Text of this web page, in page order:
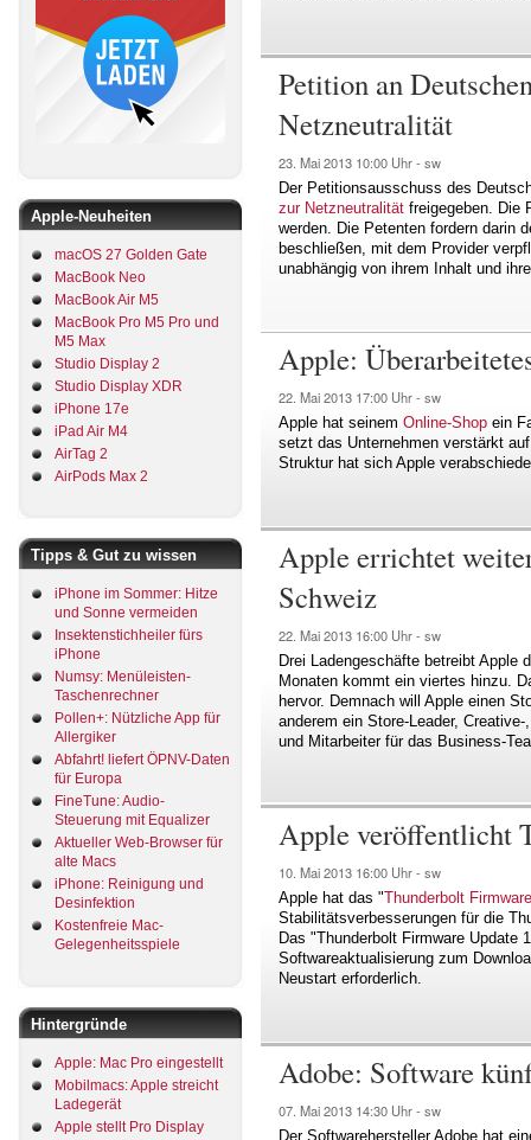
Apple-Neuheiten
macOS 27 Golden Gate
MacBook Neo
MacBook Air M5
MacBook Pro M5 Pro und
M5 Max
Studio Display 2
Studio Display XDR
iPhone 17e
iPad Air M4
AirTag 2
AirPods Max 2
Tipps & Gut zu wissen
iPhone im Sommer: Hitze
und Sonne vermeiden
Insektenstichheiler fürs
iPhone
Numsy: Menüleisten-
Taschenrechner
Pollen+: Nützliche App für
Allergiker
Abfahrt! liefert ÖPNV-Daten
für Europa
FineTune: Audio-
Steuerung mit Equalizer
Aktueller Web-Browser für
alte Macs
iPhone: Reinigung und
Desinfektion
Kostenfreie Mac-
Gelegenheitsspiele
Hintergründe
Apple: Mac Pro eingestellt
Mobilmacs: Apple streicht
Ladegerät
Apple stellt Pro Display
Petition an
Netzneutralität
23. Mai 2013 10:00 Uhr - sw
Der Petitionsausschuss des
zur Netzneutralität freigegeben. Die
werden. Die Petenten fordern darin
beschließen, mit dem Provider
unabhängig von ihrem Inhalt und
Apple:
22. Mai 2013 17:00 Uhr - sw
Apple hat seinem Online-Shop ein
setzt das Unternehmen verstärkt
Struktur hat sich Apple
Apple errichtet
Schweiz
22. Mai 2013 16:00 Uhr - sw
Drei Ladengeschäfte betreibt Apple
Monaten kommt ein viertes hinzu.
hervor. Demnach will Apple einen
anderem ein Store-Leader,
und Mitarbeiter für das Business-
Apple veröffentlicht
10. Mai 2013 16:00 Uhr - sw
Apple hat das "Thunderbolt
Stabilitätsverbesserungen für die
Das "Thunderbolt Firmware
Softwareaktualisierung zum
Neustart erforderlich.
Adobe: Software
07. Mai 2013 14:30 Uhr - sw
Der Softwarehersteller Adobe hat